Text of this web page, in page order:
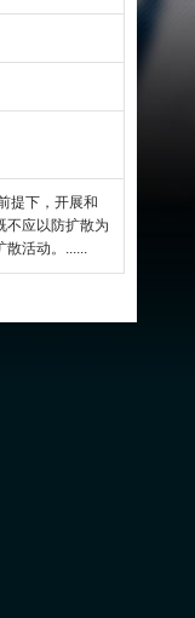
提下，开展和
不应以防扩散为
散活动。......